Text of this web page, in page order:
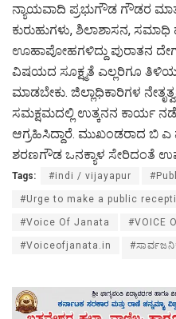
ನ್ಯಾಯವಾದಿ ಪ್ರಭುಗೌಡ ಗೌಡರ
ಕುರುಹುಗಳು, ಶಿಲಾಶಾಸನ, ಸಮಾಧಿ
ಊಹಾಪೋಹಗಳಿದ್ದು ಪುರಾತನ
ವಿಷಯದ ಸೂಕ್ಷ್ಮತೆ ಎಲ್ಲರಿಗೂ
ಮಾಡಬೇಕು. ಜಿಲ್ಲಾಧಿಕಾರಿಗಳ
ಸಮಕ್ಷಮದಲ್ಲಿ ಉತ್ಕನನ ಕಾರ್ಯ
ಆಗ್ರಹಿಸಿದ್ದಾರೆ. ಮುಖಂಡರಾದ ಬಿ
ಶರಣಗೌಡ ಒನಕ್ಯಾಳ ಸೇರಿದಂತೆ
Tags: #indi / vijayapur
#Urge to make a public
#Voice Of Janata #VOICE
#Voiceofjanata.in